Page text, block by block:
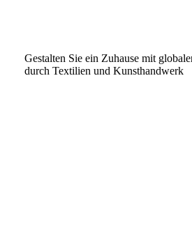
Gestalten Sie ein Zuhause mit
durch Textilien und Kunsthandwerk